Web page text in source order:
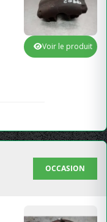
Voir le produit
OCCASION